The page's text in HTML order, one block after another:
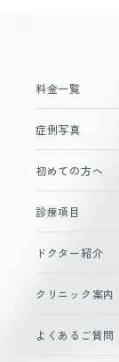
料金一覧
症例写真
初めての方へ
診療項目
ドクター紹介
クリニック案内
よくあるご質問